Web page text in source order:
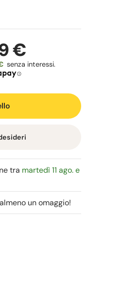
€
tra martedì 11 ago. e
un omaggio!